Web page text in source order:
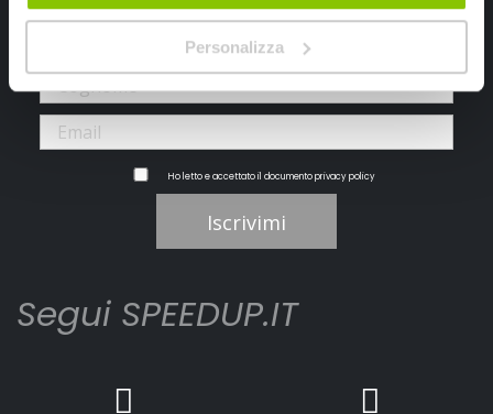
Personalizza
Ho letto e accettato il documentoprivacy policy
Iscrivimi
Segui SPEEDUP.IT